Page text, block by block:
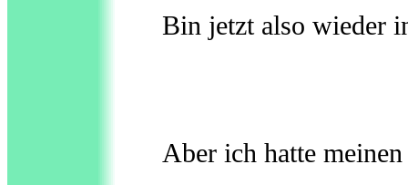
Bin jetzt also wieder
Aber ich hatte